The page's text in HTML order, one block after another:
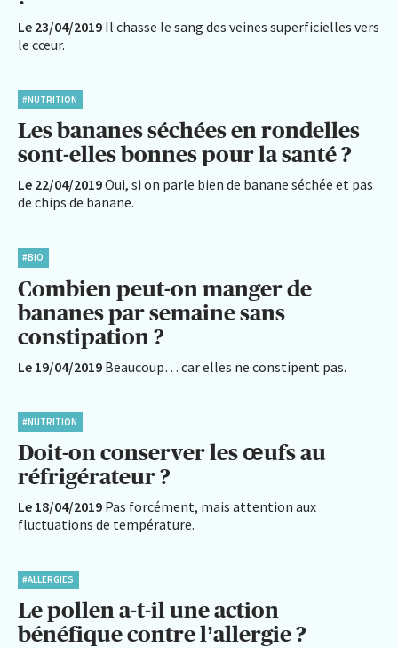
Le 23/04/2019 Il chasse le sang des veines superficielles vers
le cœur.
#NUTRITION
Les bananes séchées en rondelles
sont-elles bonnes pour la santé ?
Le 22/04/2019Oui, si on parle bien de banane séchée et pas
de chips de banane.
#BIO
Combien peut-on manger de
bananes par semaine sans
constipation ?
Le 19/04/2019 Beaucoup… car elles ne constipent pas.
#NUTRITION
Doit-on conserver les œufs au
réfrigérateur ?
Le 18/04/2019 Pas forcément, mais attention aux
fluctuations de température.
#ALLERGIES
Le pollen a-t-il une action
bénéfique contre l’allergie ?